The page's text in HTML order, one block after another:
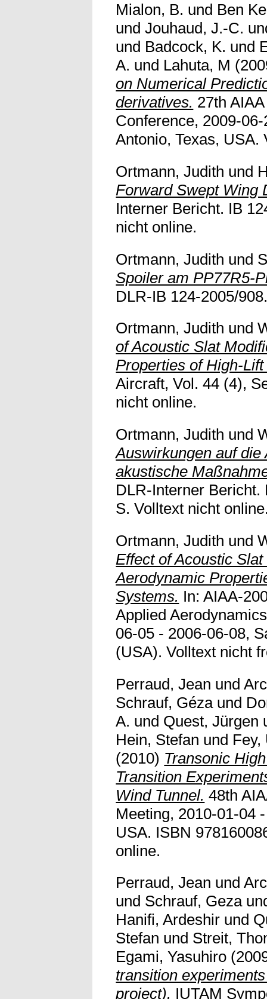
Mialon, B. und Ben
undJouhaud, J.-C.
und Badcock, K. und
A. und Lahuta, M
on Numerical
derivatives. 27th
Conference, 2009-
Antonio, Texas, USA.
Ortmann, Judith und
Forward Swept Wing
Interner Bericht. IB
nicht online.
Ortmann, Judith und
Spoiler am PP77R5-
DLR-IB 124-2005/
Ortmann, Judith und
of Acoustic Slat
Properties of High-
Aircraft, Vol. 44 (4),
nicht online.
Ortmann, Judith und
Auswirkungen auf
akustische
DLR-Interner Bericht.
S. Volltext nicht
Ortmann, Judith und
Effect of Acoustic
Aerodynamic
Systems. In: AIAA-
Applied
06-05 - 2006-06-08,
(USA). Volltext nicht
Perraud, Jean und
Schrauf, Gézaund
A. und Quest, Jürgen
Hein, Stefan und Fey,
(2010) Transonic
Transition
Wind Tunnel. 48th
Meeting, 2010-01-04
USA. ISBN
online.
Perraud, Jean und
und Schrauf, Geza
Hanifi, Ardeshir und
Stefan und Streit,
Egami, Yasuhiro
transition
project). IUTAM